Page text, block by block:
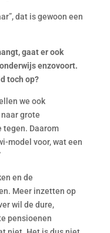
dat is gewoon een
gaat er ook
enzovoort.
toch op?
we ook
grote
tegen. Daarom
model voor, wat een
en de
Meer inzetten op
wil de dure,
pensioenen